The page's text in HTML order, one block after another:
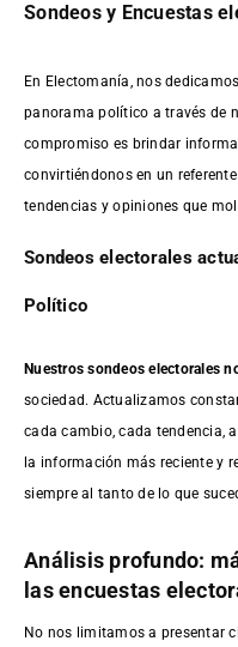
Sondeos y Encuestas
En Electomanía, nos
panorama político a través de
compromiso es brindar
convirtiéndonos en un
tendencias y opiniones que
Sondeos electorales
Político
Nuestros sondeos electorales
sociedad. Actualizamos
cada cambio, cada tendencia,
la información más reciente y
siempre al tanto de lo que
Análisis profundo:
las encuestas
No nos limitamos a presentar